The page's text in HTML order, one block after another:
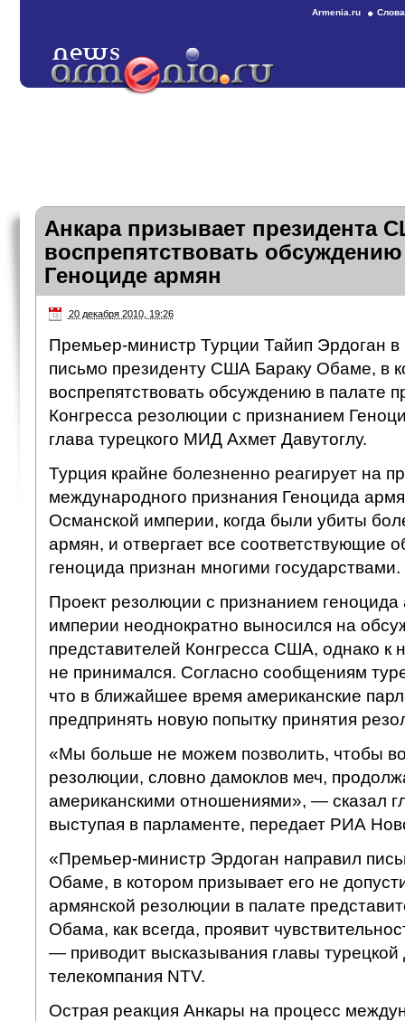
Armenia.ru
Анкара призывает президента
воспрепятствовать
Геноциде армян
20 декабря 2010, 19:26
Премьер-министр Турции Тайип Эрдоган в
письмо президенту США Бараку Обаме, в
воспрепятствовать обсуждению в палате
Конгресса резолюции с признанием
глава турецкого МИД Ахмет Давутоглу.
Турция крайне болезненно реагирует на
международного признания Геноцида
Османской империи, когда были убиты
армян, и отвергает все соответствующие
геноцида признан многими государствами.
Проект резолюции с признанием
империи неоднократно выносился на
представителей Конгресса США, однако к
не принимался. Согласно сообщениям
что в ближайшее время американские
предпринять новую попытку принятия
«Мы больше не можем позволить, чтобы
резолюции, словно дамоклов меч,
американскими отношениями», — сказал
выступая в парламенте, передает РИА
«Премьер-министр Эрдоган направил
Обаме, в котором призывает его не
армянской резолюции в палате
Обама, как всегда, проявит
— приводит высказывания главы турецкой
телекомпания NTV.
Острая реакция Анкары на процесс